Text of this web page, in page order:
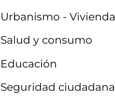
Urbanismo - Vivienda
Salud y consumo
Educación
Seguridad ciudadana